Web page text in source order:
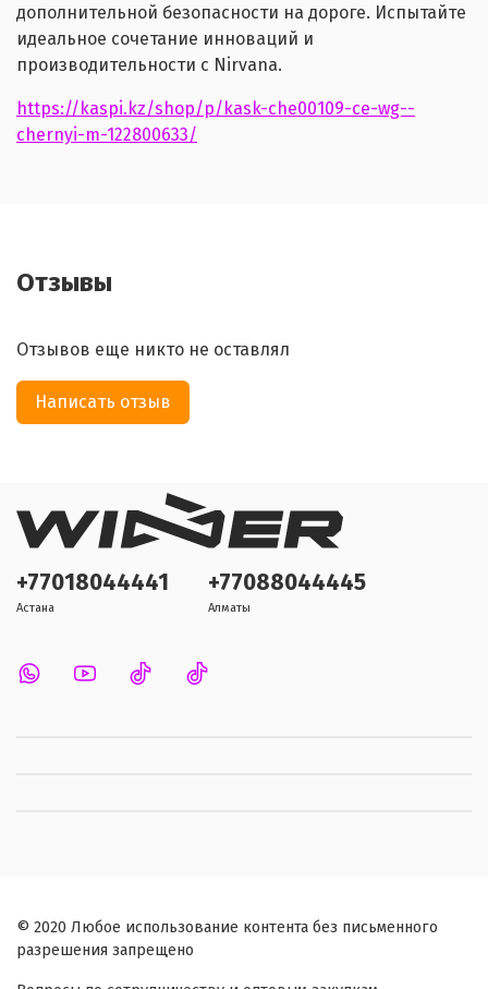
дополнительной безопасности на дороге. Испытайте
идеальное сочетание инноваций и
производительности с Nirvana.
https://kaspi.kz/shop/p/kask-che00109-ce-wg--
chernyi-m-122800633/
Отзывы
Отзывов еще никто не оставлял
Написать отзыв
+77018044441
Астана
+77088044445
Алматы
© 2020 Любое использование контента без письменного
разрешения запрещено